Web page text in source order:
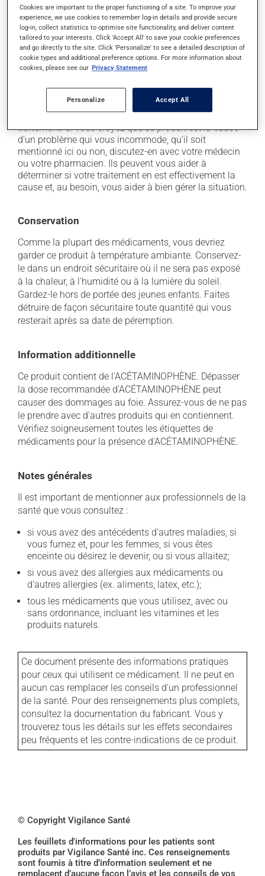
En plus de ses effets recherchés, ce produit peut à
l'occasion entraîner certains effets indésirables (effets
secondaires), notamment :
il peut causer des étourdissements ou vous endormir
- soyez prudent avant de prendre le volant;
vomissements.
Chaque personne peut réagir différemment à un
traitement. Si vous croyez que ce produit est la cause
d'un problème qui vous incommode, qu'il soit
mentionné ici ou non, discutez-en avec votre médecin
ou votre pharmacien. Ils peuvent vous aider à
déterminer si votre traitement en est effectivement la
cause et, au besoin, vous aider à bien gérer la situation.
Conservation
Comme la plupart des médicaments, vous devriez
garder ce produit à température ambiante. Conservez-
le dans un endroit sécuritaire où il ne sera pas exposé
à la chaleur, à l'humidité ou à la lumière du soleil.
Gardez-le hors de portée des jeunes enfants. Faites
détruire de façon sécuritaire toute quantité qui vous
resterait après sa date de péremption.
Information additionnelle
Ce produit contient de l'ACÉTAMINOPHÈNE. Dépasser
la dose recommandée d'ACÉTAMINOPHÈNE peut
causer des dommages au foie. Assurez-vous de ne pas
le prendre avec d'autres produits qui en contiennent.
Vérifiez soigneusement toutes les étiquettes de
médicaments pour la présence d'ACÉTAMINOPHÈNE.
Notes générales
Il est important de mentionner aux professionnels de la
santé que vous consultez :
si vous avez des antécédents d'autres maladies, si
vous fumez et, pour les femmes, si vous êtes
enceinte ou désirez le devenir, ou si vous allaitez;
si vous avez des allergies aux médicaments ou
d'autres allergies (ex. aliments, latex, etc.);
tous les médicaments que vous utilisez, avec ou
sans ordonnance, incluant les vitamines et les
produits naturels.
Ce document présente des informations pratiques
pour ceux qui utilisent ce médicament. Il ne peut en
aucun cas remplacer les conseils d'un professionnel
de la santé. Pour des renseignements plus complets,
consultez la documentation du fabricant. Vous y
trouverez tous les détails sur les effets secondaires
peu fréquents et les contre-indications de ce produit.
© Copyright Vigilance Santé
Les feuillets d'informations pour les patients sont
produits par Vigilance Santé inc. Ces renseignements
sont fournis à titre d’information seulement et ne
remplacent d’aucune façon l’avis et les conseils de vos
Cookies are important to the proper functioning of a site. To improve your
experience, we use cookies to remember log-in details and provide secure
log-in, collect statistics to optimise site functionality, and deliver content
tailored to your interests. Click 'Accept All' to save your cookie preferences
and go directly to the site. Click 'Personalize' to see a detailed description of
cookie types and additional preference options. For more information about
cookies, please see our Privacy Statement
Personalize Accept All